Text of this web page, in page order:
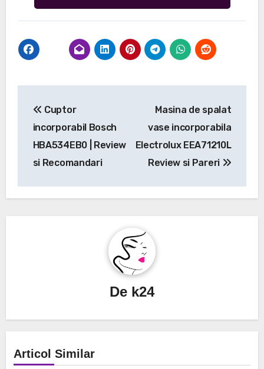
în
articole
Cuptor
incorporabil Bosch
HBA534EB0 | Review
si Recomandari
Masina de spalat
vase incorporabila
Electrolux EEA71210L
Review si Pareri
De k24
Articol Similar